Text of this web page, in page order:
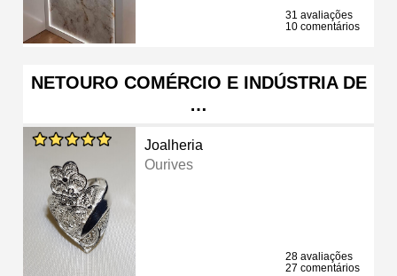
31 avaliações
10 comentários
NETOURO COMÉRCIO E INDÚSTRIA DE
…
Joalheria
Ourives
28 avaliações
27 comentários